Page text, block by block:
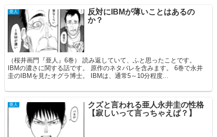
亜人
反対にIBMが薄いことはあるの
か？
（桜井画門『亜人』6巻） 読み返していて、ふと思ったことです。
IBMの濃さに関する話です。 原作のネタバレを含みます。 6巻で永井
圭のIBMを見たオグラ博士。 IBMは、通常5～10分程度...
亜人
クズと言われる亜人永井圭の性格
【寂しいって言っちゃえば？】